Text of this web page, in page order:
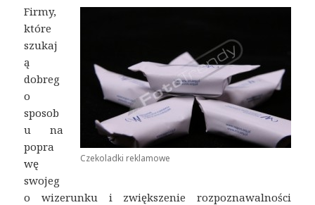
Czekoladki reklamowe
Firmy,
które
szukaj
ą
dobreg
o
sposob
u na
popra
wę
swojeg
o wizerunku i zwiększenie rozpoznawalności